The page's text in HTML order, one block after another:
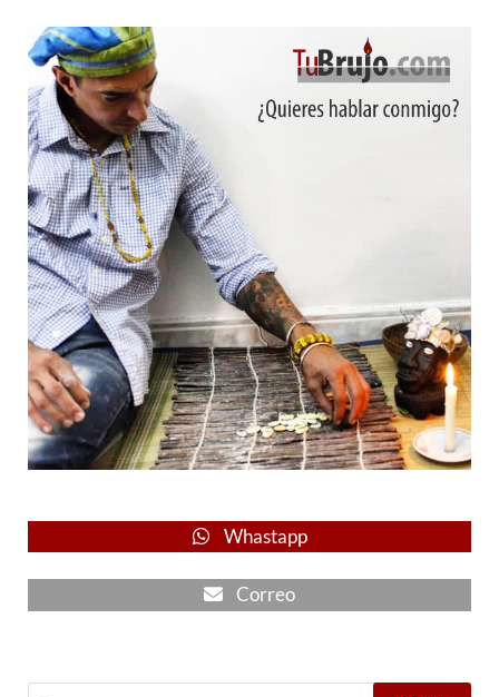
Whastapp
Correo